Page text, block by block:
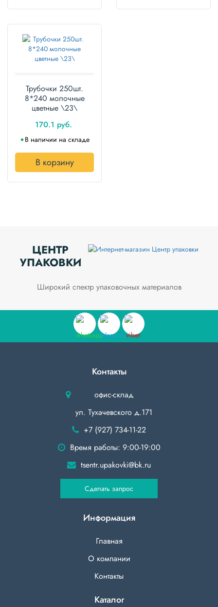
Трубочки 250шт.
8*240 молочные
цветные \23\
170.1 руб.
В наличии на складе
В корзину
ЦЕНТР
УПАКОВКИ
Широкий спектр упаковочных материалов
Контакты
офис-склад
ул. Тухачевского д.171
+7 (927) 734-11-22
Время работы: 9:00-19:00
tsentr.upakovki@bk.ru
Сделать запрос
Информация
Главная
О компании
Контакты
Каталог